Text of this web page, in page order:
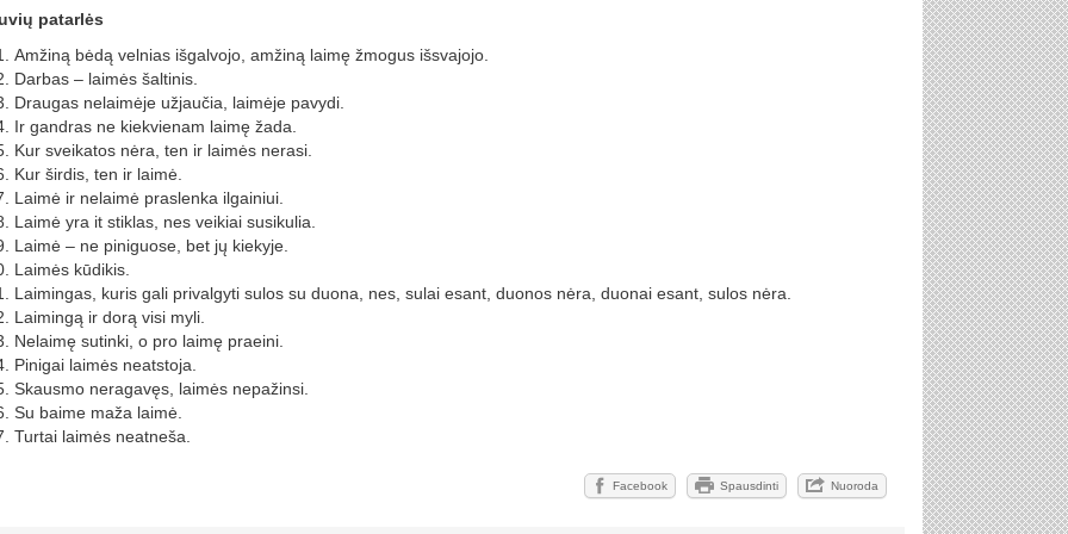
patarlės
Amžiną bėdą velnias išgalvojo, amžiną laimę žmogus išsvajojo.
Darbas – laimės šaltinis.
Draugas nelaimėje užjaučia, laimėje pavydi.
Ir gandras ne kiekvienam laimę žada.
Kur sveikatos nėra, ten ir laimės nerasi.
Kur širdis, ten ir laimė.
Laimė ir nelaimė praslenka ilgainiui.
Laimė yra it stiklas, nes veikiai susikulia.
Laimė – ne piniguose, bet jų kiekyje.
Laimės kūdikis.
Laimingas, kuris gali privalgyti sulos su duona, nes, sulai esant, duonos nėra, duonai esant, sulos nėra.
Laimingą ir dorą visi myli.
Nelaimę sutinki, o pro laimę praeini.
Pinigai laimės neatstoja.
Skausmo neragavęs, laimės nepažinsi.
Su baime maža laimė.
Turtai laimės neatneša.
Facebook Spausdinti Nuoroda